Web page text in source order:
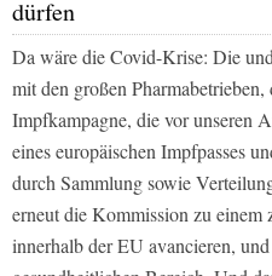
dürfen
Da wäre die Covid-Krise: Die
mit den großen
Impfkampagne, die vor unseren
eines europäischen Impfpasses
durch Sammlung sowie
erneut die Kommission zu einem
innerhalb der EU avancieren,